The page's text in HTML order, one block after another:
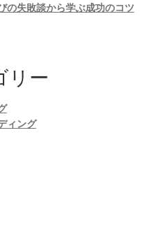
の失敗談から学ぶ成功のコツ
リー
ィング